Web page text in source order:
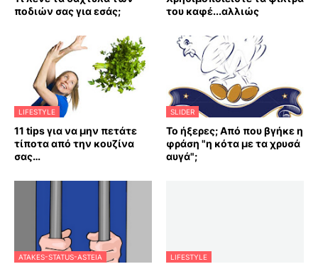
ποδιών σας για εσάς;
του καφέ...αλλιώς
LIFESTYLE
11 tips για να μην πετάτε
τίποτα από την κουζίνα
σας…
SLIDER
Το ήξερες; Από που βγήκε η
φράση "η κότα με τα χρυσά
αυγά";
ATAKES-STATUS-ASTEIA LIFESTYLE